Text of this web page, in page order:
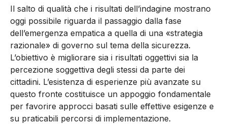
Il salto di qualità che i risultati dell’indagine mostrano
oggi possibile riguarda il passaggio dalla fase
dell’emergenza empatica a quella di una «strategia
razionale» di governo sul tema della sicurezza.
L’obiettivo è migliorare sia i risultati oggettivi sia la
percezione soggettiva degli stessi da parte dei
cittadini. L’esistenza di esperienze più avanzate su
questo fronte costituisce un appoggio fondamentale
per favorire approcci basati sulle effettive esigenze e
su praticabili percorsi di implementazione.